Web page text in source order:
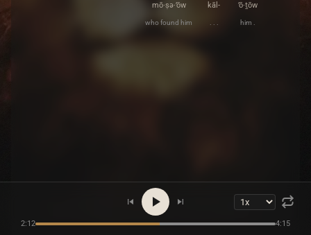
’ō·ṯōw
him .
kāl-
. . .
mō·ṣə·’ōw
who found him
2:12 4:15